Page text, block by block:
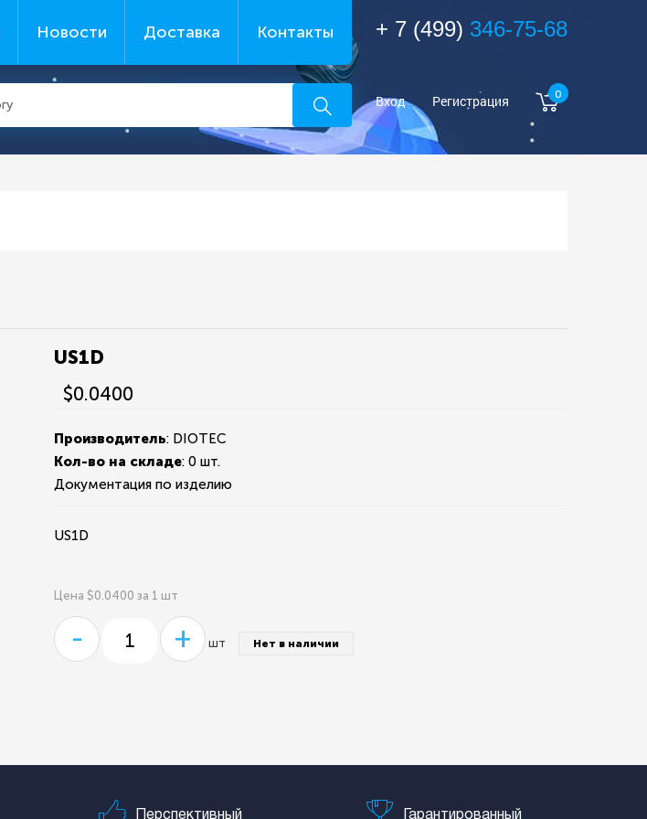
Новости Доставка Контакты + 7 (499) 346-75-68
Вход Регистрация 0
US1D
$0.0400
Производитель: DIOTEC
Кол-во на складе:0 шт.
Документация по изделию
US1D
Цена $0.0400 за 1 шт
- + шт Нет в наличии
Перспективный Гарантированный